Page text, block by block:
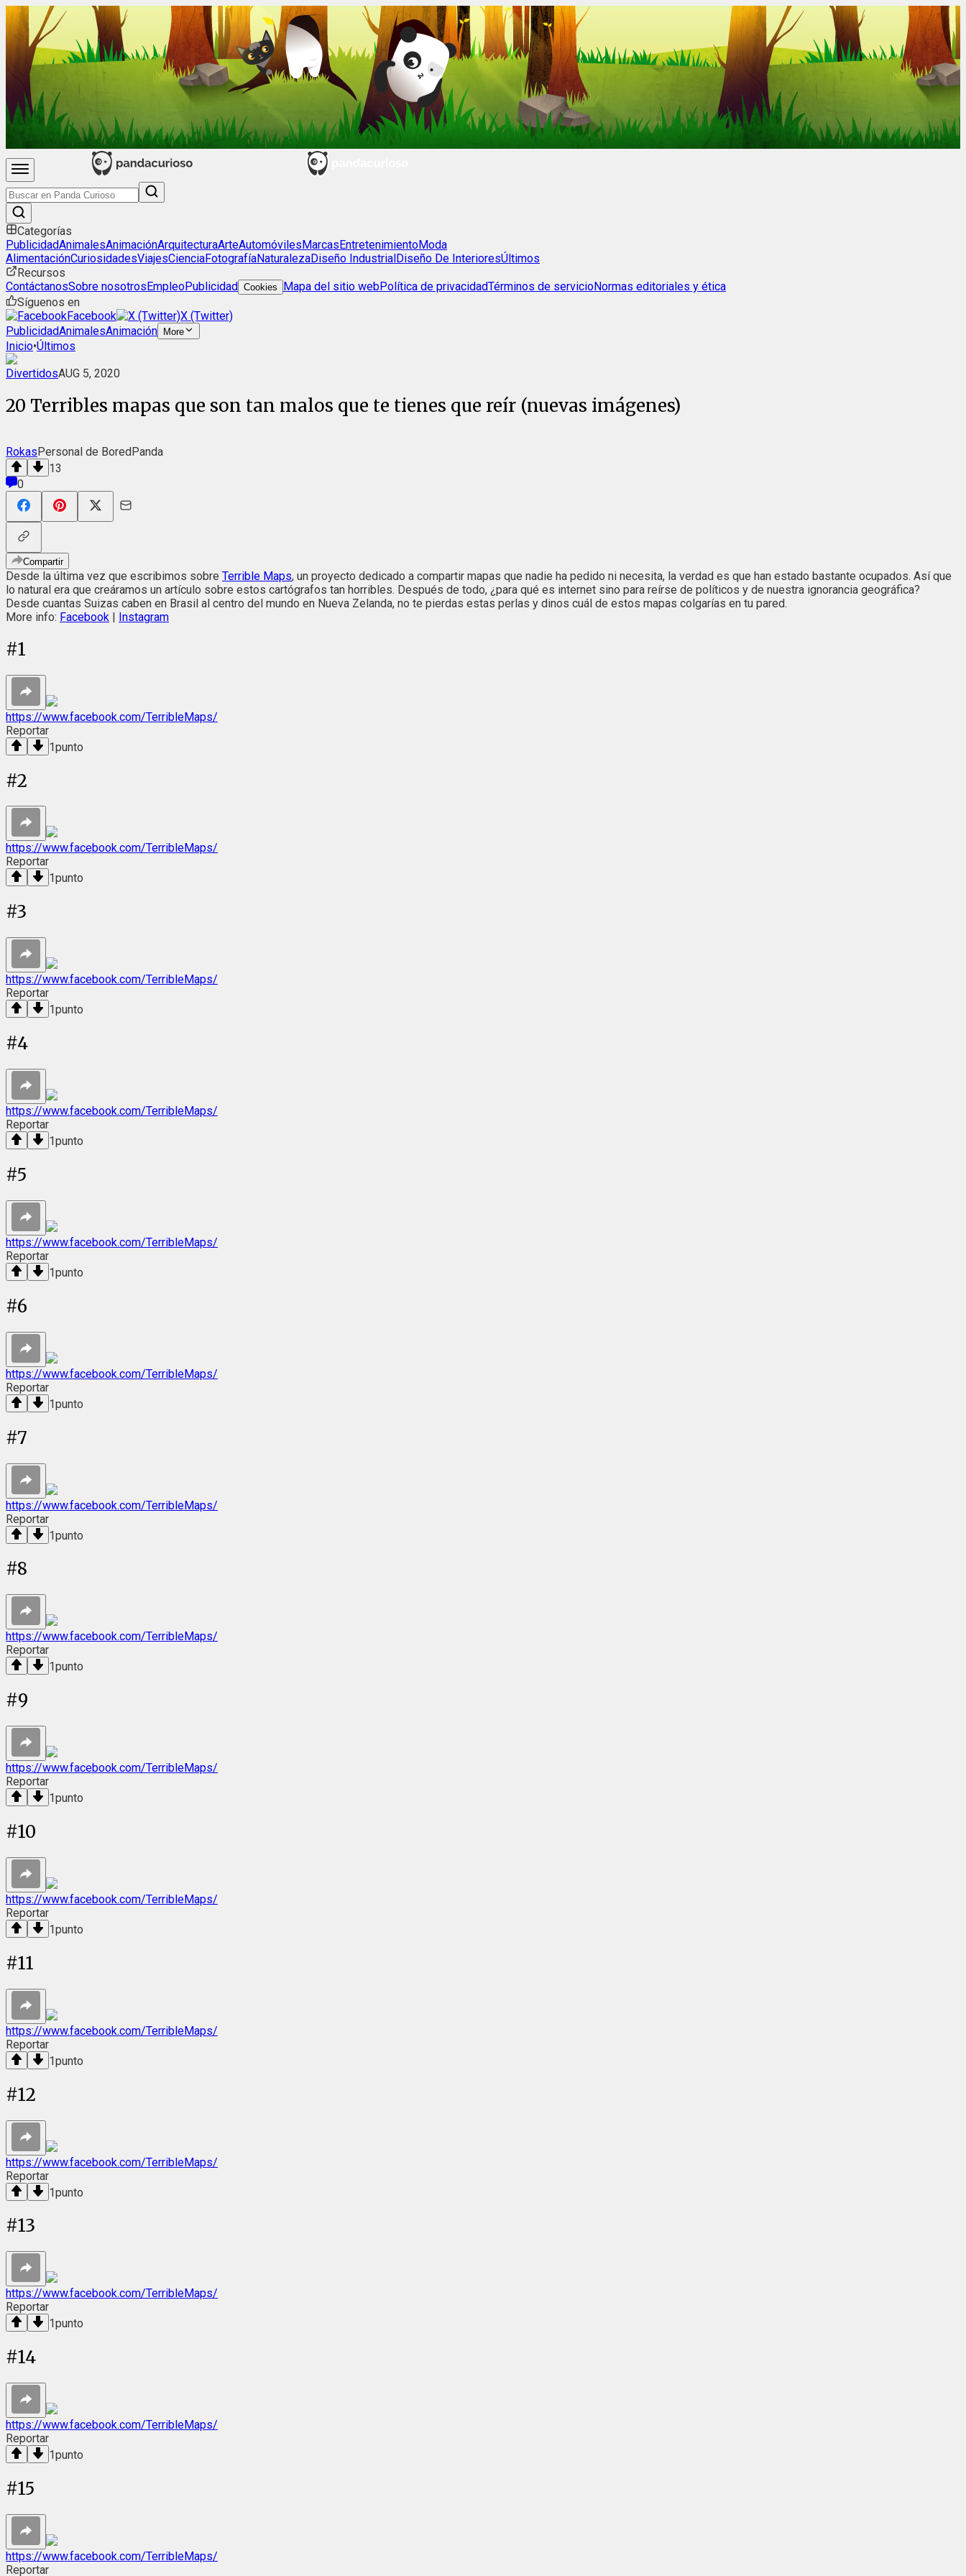
Categorías
PublicidadAnimalesAnimaciónArquitecturaArteAutomóvilesMarcasEntretenimientoModa
AlimentaciónCuriosidadesViajesCienciaFotografíaNaturalezaDiseño IndustrialDiseño De InterioresÚltimos
Recursos
ContáctanosSobre nosotrosEmpleoPublicidad Cookies Mapa del sitio webPolítica de privacidadTérminos de servicioNormas editoriales y ética
Síguenos en
Facebook
X (Twitter)
PublicidadAnimalesAnimación More
Inicio•Últimos
DivertidosAUG 5, 2020
20 Terribles mapas que son tan malos que te tienes que reír (nuevas imágenes)
RokasPersonal de BoredPanda
13
0
Compartir
Desde la última vez que escribimos sobre Terrible Maps, un proyecto dedicado a compartir mapas que nadie ha pedido ni necesita, la verdad es que han estado bastante ocupados. Así que
lo natural era que creáramos un artículo sobre estos cartógrafos tan horribles. Después de todo, ¿para qué es internet sino para reírse de políticos y de nuestra ignorancia geográfica?
Desde cuantas Suizas caben en Brasil al centro del mundo en Nueva Zelanda, no te pierdas estas perlas y dinos cuál de estos mapas colgarías en tu pared.
More info: Facebook | Instagram
#1
https://www.facebook.com/TerribleMaps/
Reportar
1punto
#2
https://www.facebook.com/TerribleMaps/
Reportar
1punto
#3
https://www.facebook.com/TerribleMaps/
Reportar
1punto
#4
https://www.facebook.com/TerribleMaps/
Reportar
1punto
#5
https://www.facebook.com/TerribleMaps/
Reportar
1punto
#6
https://www.facebook.com/TerribleMaps/
Reportar
1punto
#7
https://www.facebook.com/TerribleMaps/
Reportar
1punto
#8
https://www.facebook.com/TerribleMaps/
Reportar
1punto
#9
https://www.facebook.com/TerribleMaps/
Reportar
1punto
#10
https://www.facebook.com/TerribleMaps/
Reportar
1punto
#11
https://www.facebook.com/TerribleMaps/
Reportar
1punto
#12
https://www.facebook.com/TerribleMaps/
Reportar
1punto
#13
https://www.facebook.com/TerribleMaps/
Reportar
1punto
#14
https://www.facebook.com/TerribleMaps/
Reportar
1punto
#15
https://www.facebook.com/TerribleMaps/
Reportar